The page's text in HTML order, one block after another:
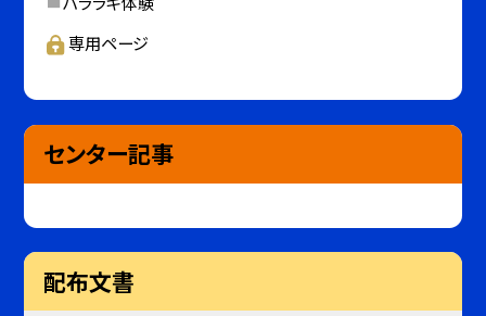
専用ページ
センター記事
配布文書